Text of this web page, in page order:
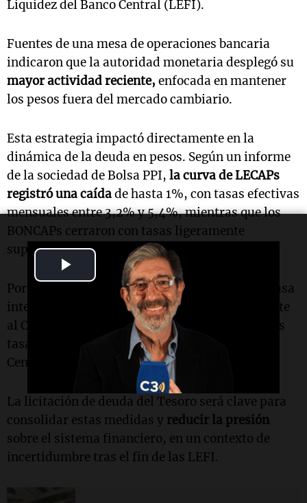
Video
Liquidez del Banco Central (LEFI).
Fuentes de una mesa de operaciones bancaria
indicaron que la autoridad monetaria desplegó su
mayor actividad reciente, enfocada en mantener
los pesos fuera del mercado cambiario.
Esta estrategia impactó directamente en la
dinámica de la deuda en pesos. Según un informe
de la sociedad de Bolsa PPI, la curva de LECAPs
registró una caídade hasta 1%, con tasas efectivas
mensuales entre 3,2% y 5,4%, mientras que los
BONCAPs cerraron con tasas ligeramente
superiores al viernes, entre 3,1% y 3,4%.
Por su parte, los bonos CER operaron con una tasa
interna de retorno promedio de CER +15%, frente
al CER +14% previo, reflejando el impacto de las
tasas de 40% a 50% ofrecidas por el Banco
Central.
La licitación de deuda del Tesoro será clave para
consolidar estas medidas y reducir la presión
sobre el sistema financiero, en un contexto de
incertidumbre tras el fin de las LEFI.